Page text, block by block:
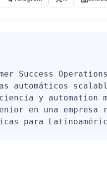
Success
automáticos
y automation
en una empresa
para